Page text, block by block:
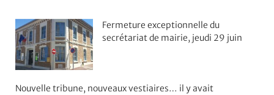
Fermeture exceptionnelle du
secrétariat de mairie, jeudi 29 juin
Nouvelle tribune, nouveaux vestiaires… il y avait